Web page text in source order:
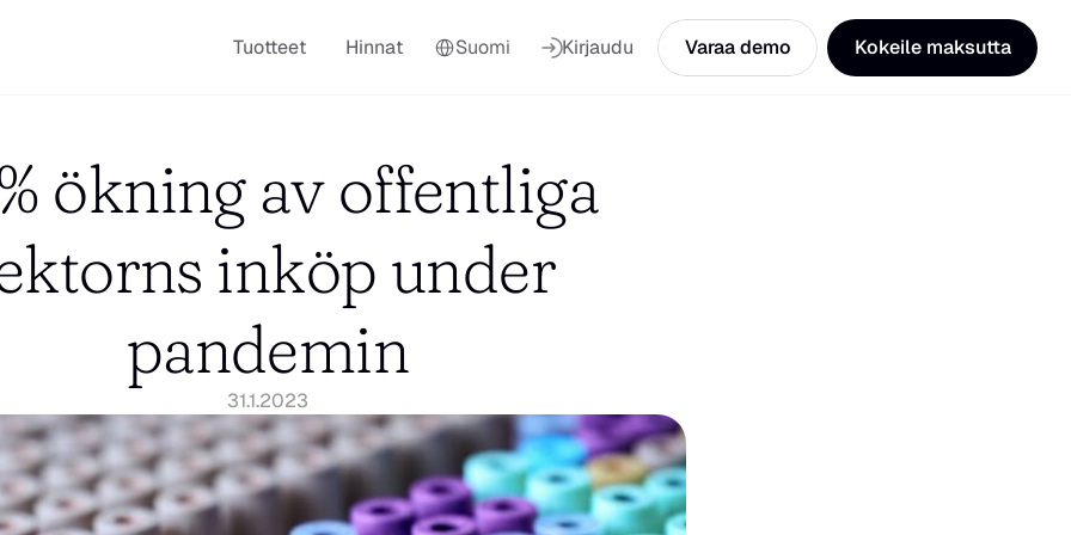
Tuotteet Hinnat Suomi Kirjaudu Varaa demo Kokeile maksutta
ökning av offentliga
inköp under
pandemin
31.1.2023